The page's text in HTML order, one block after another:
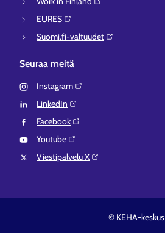
EURES⁠
Suomi.fi-valtuudet⁠
Seuraa meitä
Instagram⁠
LinkedIn⁠
Facebook⁠
Youtube⁠
Viestipalvelu X⁠
© KEHA-keskus